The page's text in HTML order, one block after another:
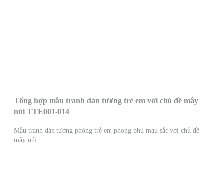
Tổng hợp mẫu tranh dán tường trẻ em với chủ đề mây
núi TTE001-014
Mẫu tranh dán tường phòng trẻ em phong phú màu sắc với chủ đề
mây núi